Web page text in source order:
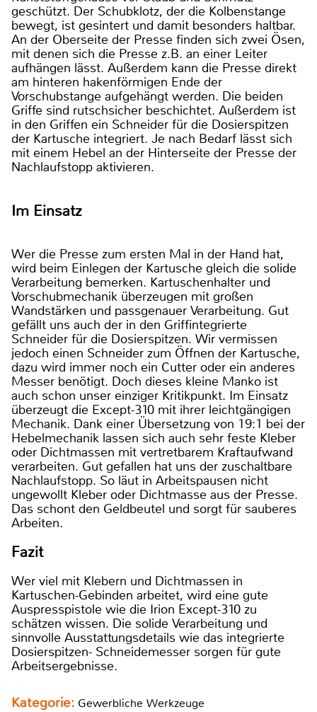
geschützt. Der Schubklotz, der die Kolbenstange
bewegt, ist gesintert und damit besonders haltbar.
An der Oberseite der Presse finden sich zwei Ösen,
mit denen sich die Presse z.B. an einer Leiter
aufhängen lässt. Außerdem kann die Presse direkt
am hinteren hakenförmigen Ende der
Vorschubstange aufgehängt werden. Die beiden
Griffe sind rutschsicher beschichtet. Außerdem ist
in den Griffen ein Schneider für die Dosierspitzen
der Kartusche integriert. Je nach Bedarf lässt sich
mit einem Hebel an der Hinterseite der Presse der
Nachlaufstopp aktivieren.
Im Einsatz
Wer die Presse zum ersten Mal in der Hand hat,
wird beim Einlegen der Kartusche gleich die solide
Verarbeitung bemerken. Kartuschenhalter und
Vorschubmechanik überzeugen mit großen
Wandstärken und passgenauer Verarbeitung. Gut
gefällt uns auch der in den Griffintegrierte
Schneider für die Dosierspitzen. Wir vermissen
jedoch einen Schneider zum Öffnen der Kartusche,
dazu wird immer noch ein Cutter oder ein anderes
Messer benötigt. Doch dieses kleine Manko ist
auch schon unser einziger Kritikpunkt. Im Einsatz
überzeugt die Except-310 mit ihrer leichtgängigen
Mechanik. Dank einer Übersetzung von 19:1 bei der
Hebelmechanik lassen sich auch sehr feste Kleber
oder Dichtmassen mit vertretbarem Kraftaufwand
verarbeiten. Gut gefallen hat uns der zuschaltbare
Nachlaufstopp. So läut in Arbeitspausen nicht
ungewollt Kleber oder Dichtmasse aus der Presse.
Das schont den Geldbeutel und sorgt für sauberes
Arbeiten.
Fazit
Wer viel mit Klebern und Dichtmassen in
Kartuschen-Gebinden arbeitet, wird eine gute
Auspresspistole wie die Irion Except-310 zu
schätzen wissen. Die solide Verarbeitung und
sinnvolle Ausstattungsdetails wie das integrierte
Dosierspitzen- Schneidemesser sorgen für gute
Arbeitsergebnisse.
Kategorie: Gewerbliche Werkzeuge